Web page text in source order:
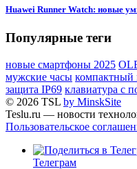
Huawei Runner Watch: новые
Популярные теги
новые смартфоны 2025
мужские часы компактный
защита IP69 клавиатура с
© 2026 TSL by MinskSite
Teslu.ru — новости
Пользовательское
Телеграм